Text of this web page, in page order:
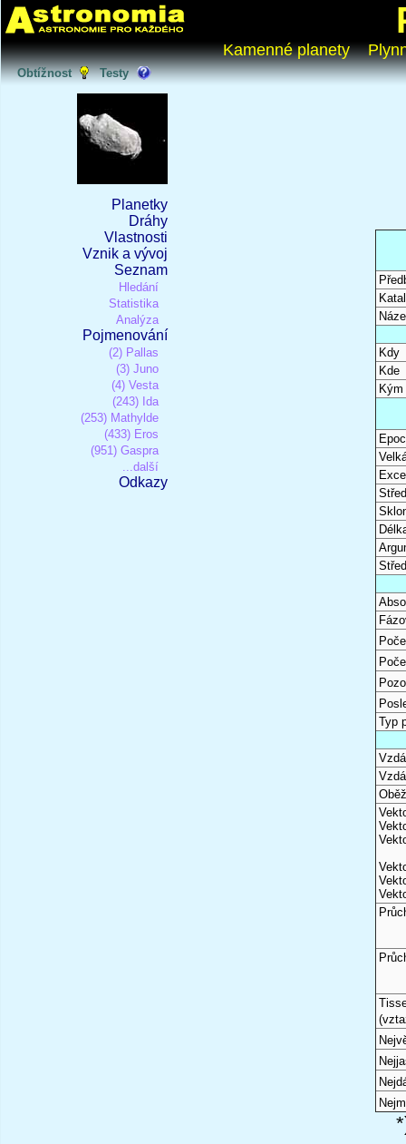
Kamenné planety
Obtížnost Testy
Planetky
Dráhy
Vlastnosti
Vznik a vývoj
Seznam
Hledání
Statistika
Analýza
Pojmenování
(2) Pallas
(3) Juno
(4) Vesta
(243) Ida
(253) Mathylde
(433) Eros
(951) Gaspra
...další
Odkazy
Kdy
Kde
Kým
Typ